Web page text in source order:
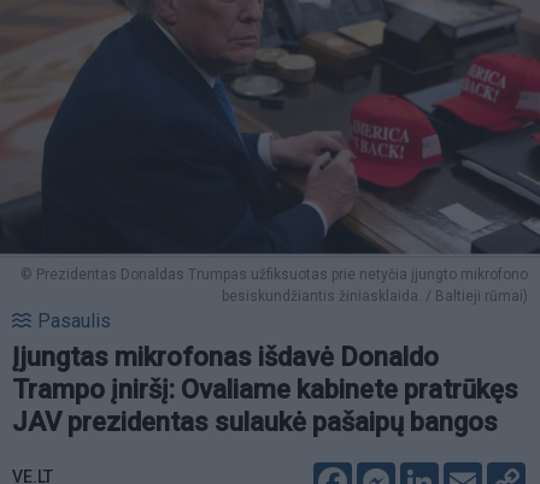
© Prezidentas Donaldas Trumpas užfiksuotas prie netyčia įjungto mikrofono
besiskundžiantis žiniasklaida. / Baltieji rūmai)
Pasaulis
Įjungtas mikrofonas išdavė Donaldo
Trampo įniršį: Ovaliame kabinete pratrūkęs
JAV prezidentas sulaukė pašaipų bangos
VE.LT
FacebookMessenger
LinkedIn
Email